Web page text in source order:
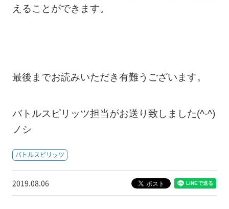
えることができます。
最後までお読みいただき有難うございます。
バトルスピリッツ担当がお送り致しました(^-^)
ノシ
バトルスピリッツ
2019.08.06